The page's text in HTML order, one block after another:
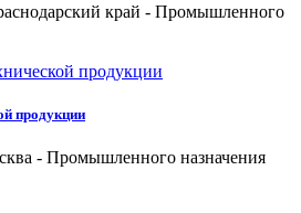
край - Промышленного
продукции
- Промышленного назначения